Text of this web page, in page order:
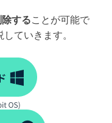
することが可能で
ていきます。